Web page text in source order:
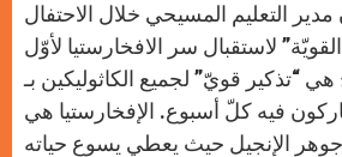
التعليم المسيحي خلال الاحتفال
لاستقبال سر الافخارستيا لأوّل
“تذكير قويّ” لجميع الكاثوليكين بـ
فيه كلّ أسبوع. الإفخارستيا هي
جوهر الإنجيل حيث يعطي يسوع حياته